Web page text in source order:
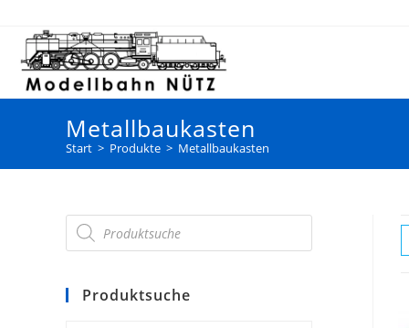
Metallbaukasten
Start > Produkte > Metallbaukasten
Produktsuche